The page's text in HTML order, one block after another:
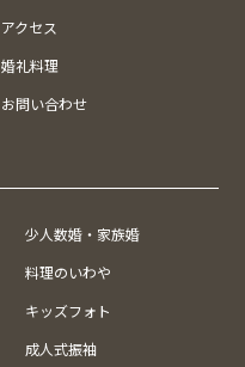
アクセス
婚礼料理
お問い合わせ
少人数婚・家族婚
料理のいわや
キッズフォト
成人式振袖